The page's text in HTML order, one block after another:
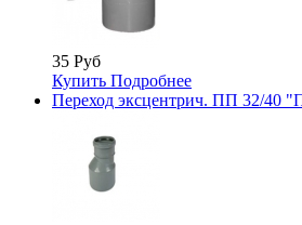
35 Руб
Купить Подробнее
Переход эксцентрич. ПП 32/40